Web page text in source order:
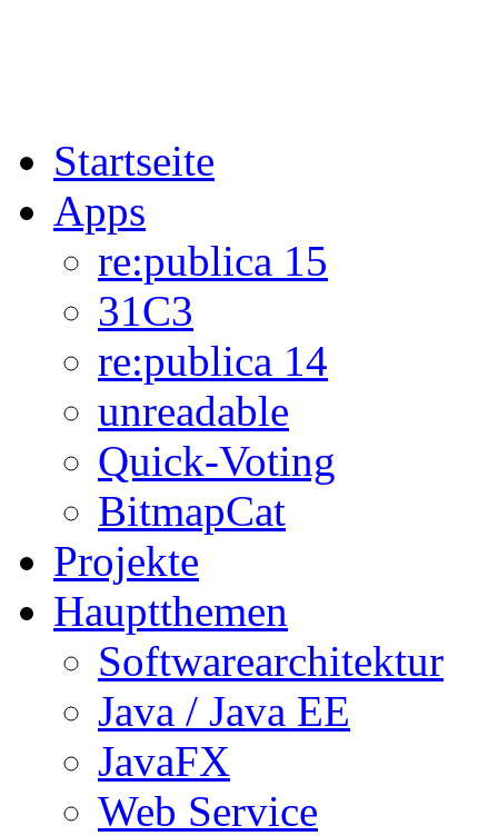
Startseite
Apps
re:publica 15
31C3
re:publica 14
unreadable
Quick-Voting
BitmapCat
Projekte
Hauptthemen
Softwarearchitektur
Java / Java EE
JavaFX
Web Service